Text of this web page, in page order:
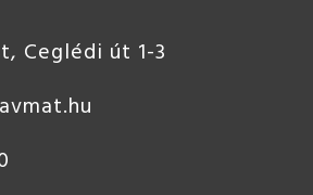
Ceglédi út 1-3